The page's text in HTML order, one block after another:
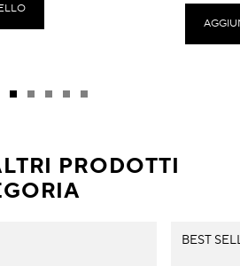
PRODOTTI
BEST